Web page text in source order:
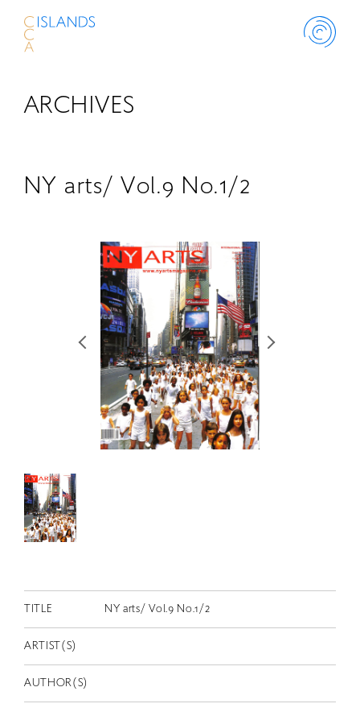
ABOUT
LIBRARY
SCHOLARSHIP
コンサート
出演者
動画
スカラシップ受賞者
ARCHIVES
NY arts/ Vol.9 No.1/2
TITLE NY arts/ Vol.9 No.1/2
ARTIST(S)
AUTHOR(S)